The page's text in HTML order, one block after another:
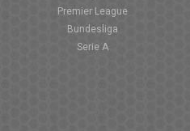
COUPE DE FRANCE
COUPE DE LA LIGUE
Premier League
Bundesliga
Serie A